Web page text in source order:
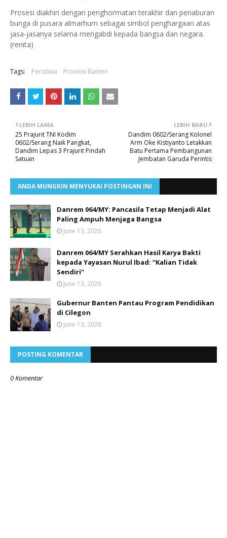
Prosesi diakhiri dengan penghormatan terakhir dan penaburan
bunga di pusara almarhum sebagai simbol penghargaan atas
jasa-jasanya selama mengabdi kepada bangsa dan negara.
(renita)
Tags: Peristiwa Provinsi Banten
LEBIH BARU
Dandim 0602/Serang Kolonel
Arm Oke Kistiyanto Letakkan
Batu Pertama Pembangunan
Jembatan Garuda Perintis
LEBIH LAMA
25 Prajurit TNI Kodim
0602/Serang Naik Pangkat,
Dandim Lepas 3 Prajurit Pindah
Satuan
ANDA MUNGKIN MENYUKAI POSTINGAN INI
Danrem 064/MY: Pancasila Tetap Menjadi Alat
Paling Ampuh Menjaga Bangsa
June 13, 2026
Danrem 064/MY Serahkan Hasil Karya Bakti
kepada Yayasan Nurul Ibad: “Kalian Tidak
Sendiri”
June 13, 2026
Gubernur Banten Pantau Program Pendidikan
di Cilegon
June 13, 2026
POSTING KOMENTAR
0 Komentar